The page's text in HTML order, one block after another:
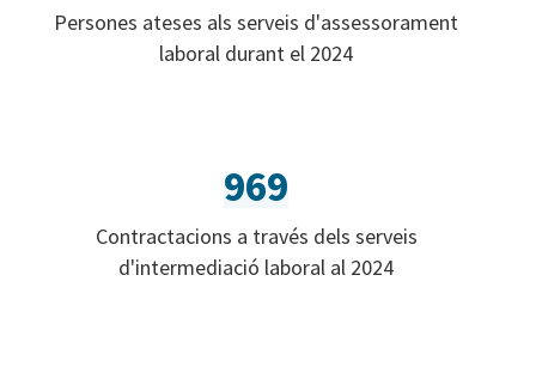
Persones ateses als serveis d'assessorament
laboral durant el 2024
969
Contractacions a través dels serveis
d'intermediació laboral al 2024